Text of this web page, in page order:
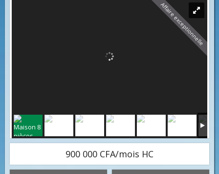
Affaire exceptionnelle
900 000 CFA/mois HC